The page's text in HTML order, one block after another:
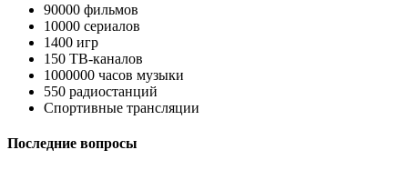
90000 фильмов
10000 сериалов
1400 игр
150 ТВ-каналов
1000000 часов музыки
550 радиостанций
Спортивные трансляции
Последние вопросы